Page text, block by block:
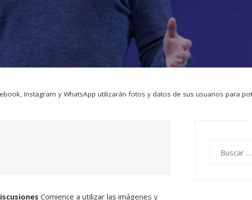
Instagram y WhatsApp utilizarán fotos y datos de sus usuarios para
Comience a utilizar las imágenes y